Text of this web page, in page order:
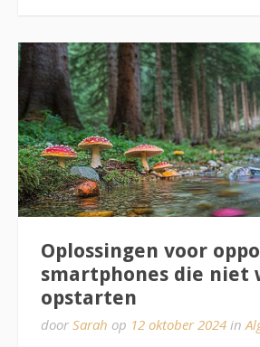
Oplossingen voor oppo
smartphones die niet
opstarten
door Sarah op 12 oktober 2024 in